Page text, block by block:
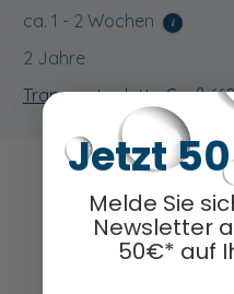
ca. 1 - 2 Wochen i
2 Jahre
Transportpalette Groß
Jetzt
Melde Sie
Newsletter
50€* auf